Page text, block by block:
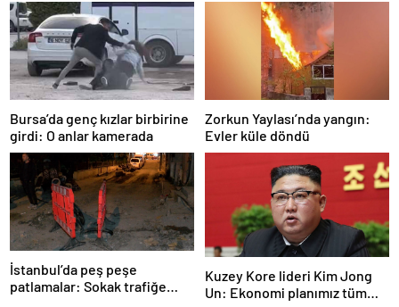
Bursa’da genç kızlar birbirine
girdi: O anlar kamerada
Zorkun Yaylası’nda yangın:
Evler küle döndü
İstanbul’da peş peşe
patlamalar: Sokak trafiğe
Kuzey Kore lideri Kim Jong
Un: Ekonomi planımız tüm